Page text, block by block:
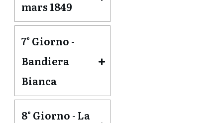
mars 1849
7° Giorno -
Bandiera
Bianca
8° Giorno - La